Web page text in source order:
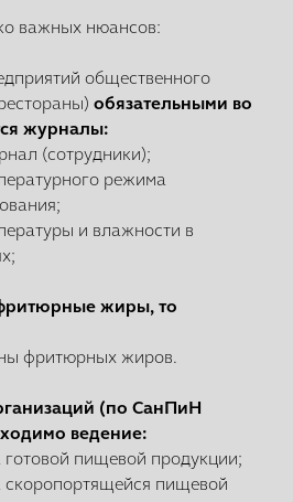
важных нюансов:
общественного
обязательными во
журналы:
(сотрудники);
режима
и влажности в
жиры, то
фритюрных жиров.
(по СанПиН
ведение:
пищевой продукции;
пищевой